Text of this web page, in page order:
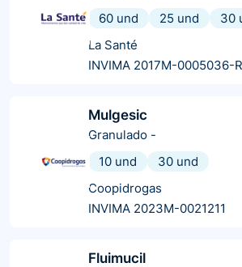
60 und
25 und
30
La Santé
INVIMA 2017M-0005036-
Mulgesic
Granulado -
10 und
30 und
Coopidrogas
INVIMA 2023M-0021211
Fluimucil